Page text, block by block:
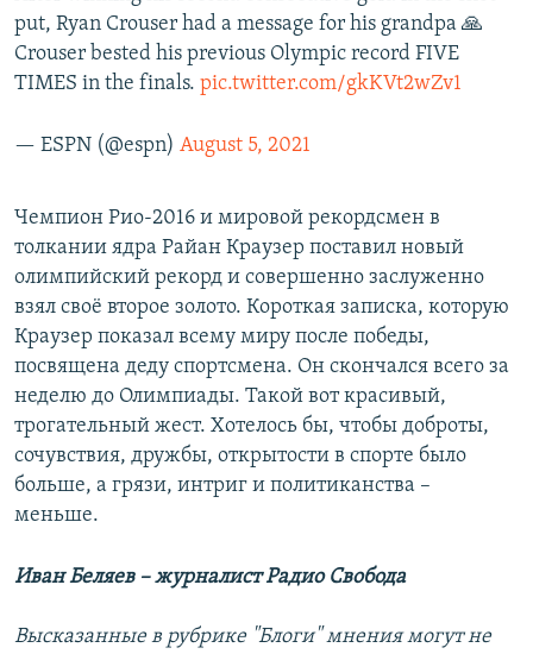
put, Ryan Crouser had a message for his grandpa 🙏
Crouser bested his previous Olympic record FIVE
TIMES in the finals. pic.twitter.com/gkKVt2wZv1
— ESPN (@espn) August 5, 2021
Чемпион Рио-2016 и мировой рекордсмен в
толкании ядра Райан Краузер поставил новый
олимпийский рекорд и совершенно заслуженно
взял своё второе золото. Короткая записка, которую
Краузер показал всему миру после победы,
посвящена деду спортсмена. Он скончался всего за
неделю до Олимпиады. Такой вот красивый,
трогательный жест. Хотелось бы, чтобы доброты,
сочувствия, дружбы, открытости в спорте было
больше, а грязи, интриг и политиканства –
меньше.
Иван Беляев – журналист Радио Свобода
Высказанные в рубрике "Блоги" мнения могут не